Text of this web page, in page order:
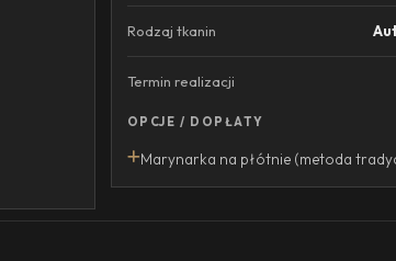
Rodzaj tkanin
Termin realizacji
OPCJE / DOPŁATY
Marynarka na płótnie (metoda